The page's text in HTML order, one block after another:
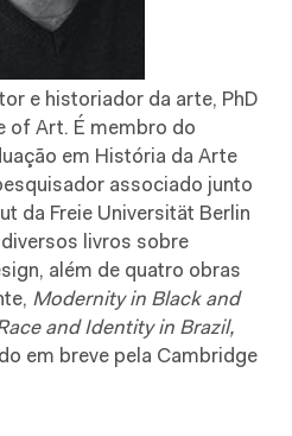
e historiador da arte, PhD
of Art. É membro do
em História da Arte
associado junto
da Freie Universität Berlin
livros sobre
além de quatro obras
Modernity in Black and
and Identity in Brazil,
em breve pela Cambridge